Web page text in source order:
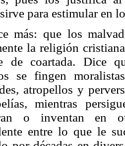
para estimular en
más: que los
la religión
de coartada. Dice
se fingen
atropellos y
mientras
o inventan en
entre lo que le